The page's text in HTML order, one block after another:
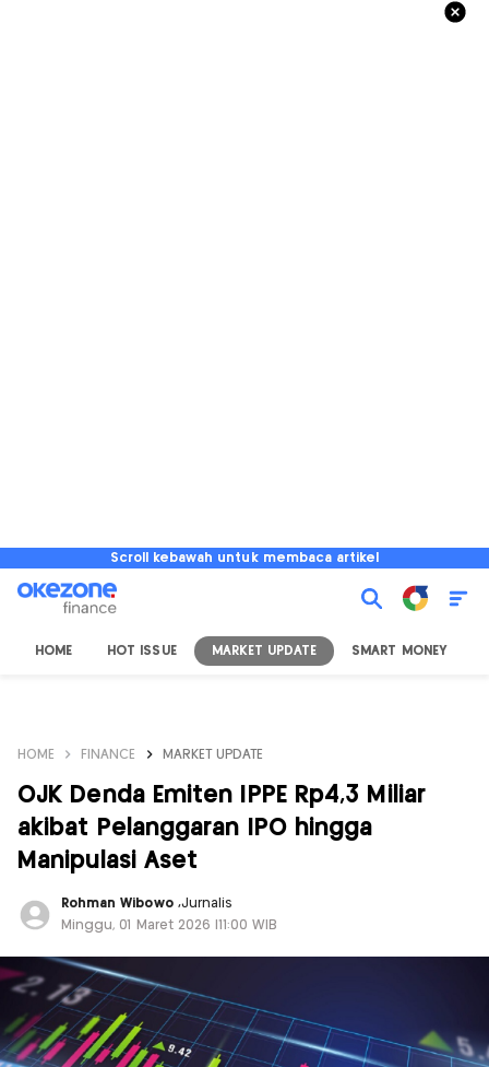
Scroll kebawah untuk membaca artikel
HOME HOT ISSUE MARKET UPDATE SMART MONEY
HOME FINANCE MARKET UPDATE
OJK Denda Emiten IPPE Rp4,3 Miliar
akibat Pelanggaran IPO hingga
Manipulasi Aset
Rohman Wibowo ,Jurnalis
Minggu, 01 Maret 2026 |11:00 WIB